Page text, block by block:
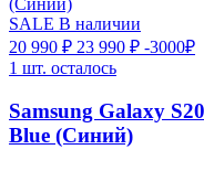
SALE В наличии
20 990 ₽ 23 990 ₽ -3000₽
1 шт. осталось
Samsung Galaxy
Blue (Синий)